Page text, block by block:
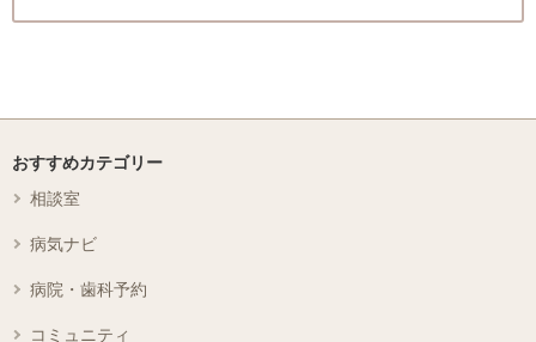
おすすめカテゴリー
相談室
病気ナビ
病院・歯科予約
コミュニティ